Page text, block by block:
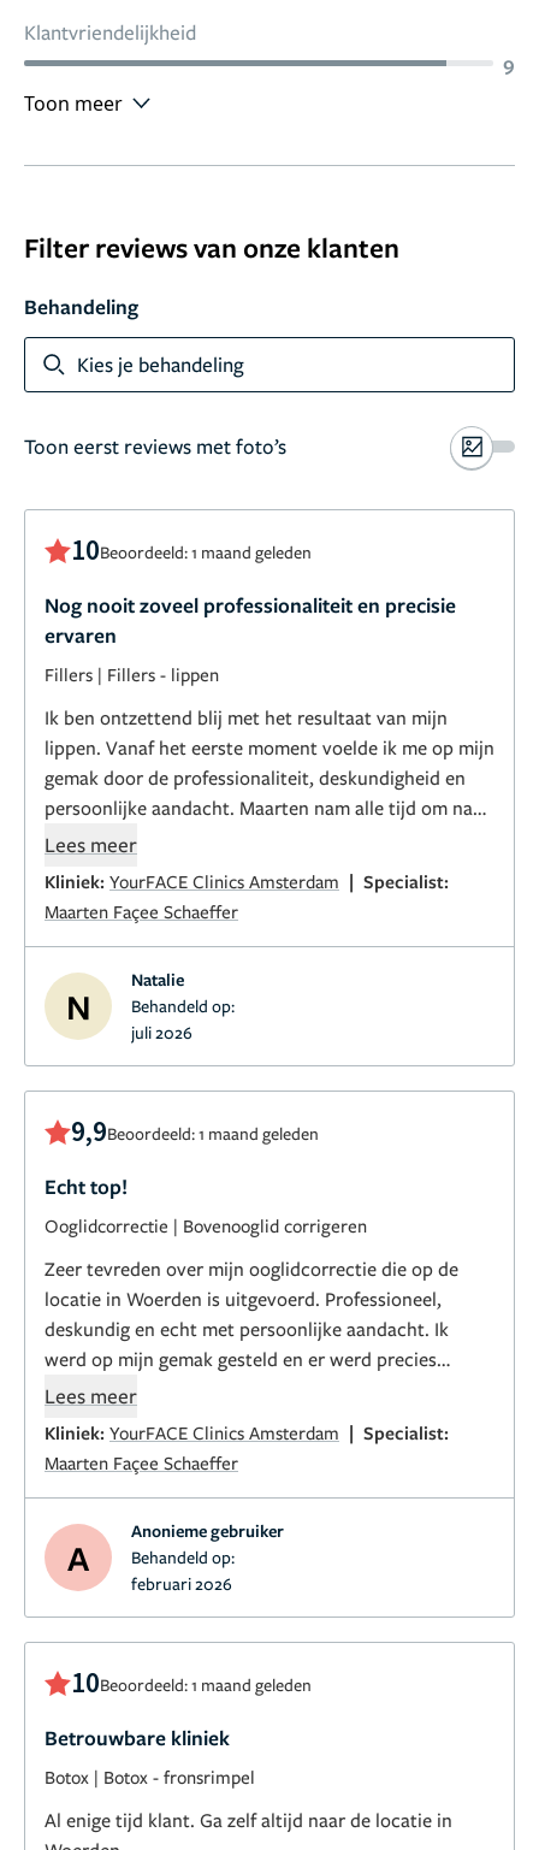
Klantvriendelijkheid
9
Toon meer
Filter reviews van onze klanten
Behandeling
Kies je behandeling
Toon eerst reviews met foto’s
10Beoordeeld: 1 maand geleden
Nog nooit zoveel professionaliteit en precisie
ervaren
Fillers | Fillers - lippen
Ik ben ontzettend blij met het resultaat van mijn
lippen. Vanaf het eerste moment voelde ik me op mijn
gemak door de professionaliteit, deskundigheid en
persoonlijke aandacht. Maarten nam alle tijd om naar
mijn wensen te luisteren en gaf eerlijk en deskundig
Het eindresultaat is werkelijk prachtig: mijn lippen
ik had gehoopt. Ik heb nog nooit zoveel
professionaliteit en precisie ervaren. Je merkt aan
alles dat deze arts met passie, kennis en oog voor
Ik kan deze cosmetisch arts dan ook van harte
natuurlijk en mooi resultaat. Bedankt voor de
geweldige zorg en het prachtige werk!
Lees meer
Kliniek: YourFACE Clinics Amsterdam | Specialist:
Maarten Façee Schaeffer
N
Natalie
Behandeld op:
juli 2026
9,9Beoordeeld: 1 maand geleden
Echt top!
Ooglidcorrectie | Bovenooglid corrigeren
Zeer tevreden over mijn ooglidcorrectie die op de
locatie in Woerden is uitgevoerd. Professioneel,
deskundig en echt met persoonlijke aandacht. Ik
werd op mijn gemak gesteld en er werd precies
uitgelegd wat er ging gebeuren. Ik beveel deze
Lees meer
Kliniek: YourFACE Clinics Amsterdam | Specialist:
Maarten Façee Schaeffer
A
Anonieme gebruiker
Behandeld op:
februari 2026
10Beoordeeld: 1 maand geleden
Betrouwbare kliniek
Botox | Botox - fronsrimpel
Al enige tijd klant. Ga zelf altijd naar de locatie in